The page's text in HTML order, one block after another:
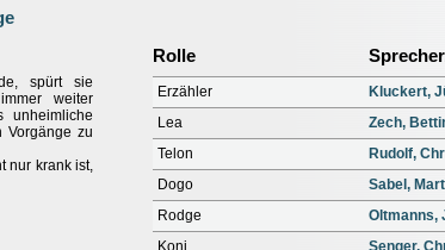
spürt sie
weiter
unheimliche
Vorgänge zu
nur krank ist,
Rolle
Erzähler
Kluckert,
Lea
Zech,
Telon
Rudolf,
Dogo
Sabel,
Rodge
Oltmanns,
Koni
Senger,